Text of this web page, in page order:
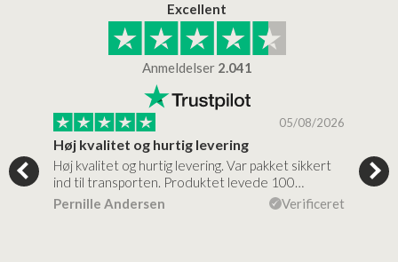
Excellent
Anmeldelser 2.041
05/08/2026
Høj kvalitet og hurtig levering
Høj kvalitet og hurtig levering. Var pakket sikkert
ind til transporten. Produktet levede 100…
Pernille Andersen
Verificeret